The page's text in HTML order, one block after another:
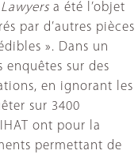
a été l’objet
par d’autres pièces
». Dans un
enquêtes sur des
en ignorant les
sur 3400
ont pour la
permettant de